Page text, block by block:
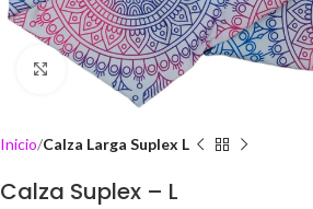
Click to enlarge
Inicio Calza Larga Suplex L
Calza Suplex – L